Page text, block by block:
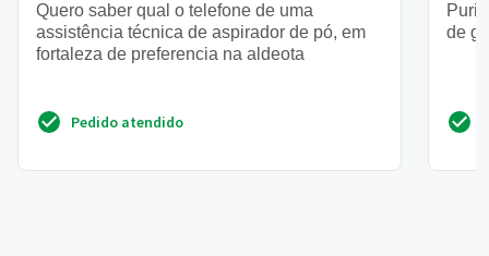
Quero saber qual o telefone de uma
assistência técnica de aspirador de pó, em
fortaleza de preferencia na aldeota
Pedido atendido
de